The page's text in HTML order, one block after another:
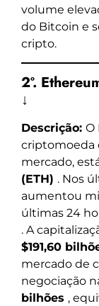
volume
do Bitcoin e
cripto.
2º.
↓
Descrição: O
criptomoeda
mercado,
(ETH) . Nos
aumentou
últimas 24
. A
$191,60
mercado de
negociação
bilhões ,